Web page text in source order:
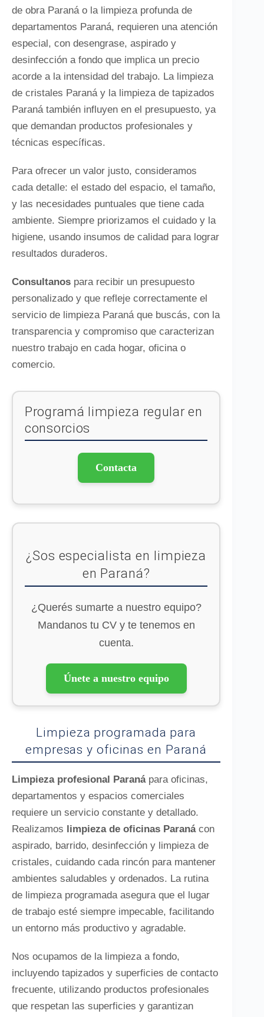
de obra Paraná o la limpieza profunda de
departamentos Paraná, requieren una atención
especial, con desengrase, aspirado y
desinfección a fondo que implica un precio
acorde a la intensidad del trabajo. La limpieza
de cristales Paraná y la limpieza de tapizados
Paraná también influyen en el presupuesto, ya
que demandan productos profesionales y
técnicas específicas.
Para ofrecer un valor justo, consideramos
cada detalle: el estado del espacio, el tamaño,
y las necesidades puntuales que tiene cada
ambiente. Siempre priorizamos el cuidado y la
higiene, usando insumos de calidad para lograr
resultados duraderos.
Consultanos para recibir un presupuesto
personalizado y que refleje correctamente el
servicio de limpieza Paraná que buscás, con la
transparencia y compromiso que caracterizan
nuestro trabajo en cada hogar, oficina o
comercio.
Programá limpieza regular en
consorcios
Contacta
¿Sos especialista en limpieza
en Paraná?
¿Querés sumarte a nuestro equipo?
Mandanos tu CV y te tenemos en
cuenta.
Únete a nuestro equipo
Limpieza programada para
empresas y oficinas en Paraná
Limpieza profesional Paranápara oficinas,
departamentos y espacios comerciales
requiere un servicio constante y detallado.
Realizamos limpieza de oficinas Paranácon
aspirado, barrido, desinfección y limpieza de
cristales, cuidando cada rincón para mantener
ambientes saludables y ordenados. La rutina
de limpieza programada asegura que el lugar
de trabajo esté siempre impecable, facilitando
un entorno más productivo y agradable.
Nos ocupamos de la limpieza a fondo,
incluyendo tapizados y superficies de contacto
frecuente, utilizando productos profesionales
que respetan las superficies y garantizan